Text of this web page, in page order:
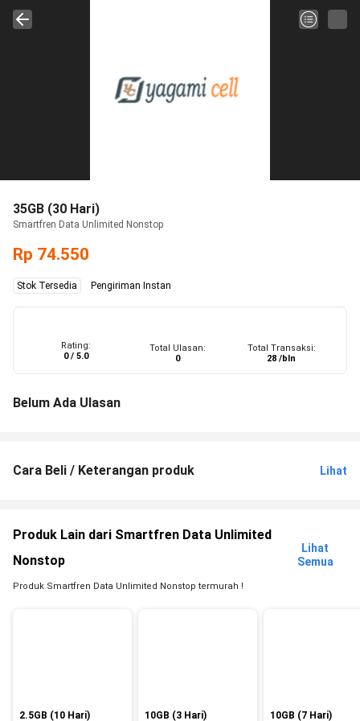
35GB (30 Hari)
Smartfren Data Unlimited Nonstop
Rp 74.550
Stok Tersedia Pengiriman Instan
Rating:
0 / 5.0
Total Ulasan:
0
Total Transaksi:
28 /bln
Belum Ada Ulasan
Cara Beli / Keterangan produk Lihat
Produk Lain dari Smartfren Data Unlimited
Nonstop
Lihat
Semua
Produk Smartfren Data Unlimited Nonstop termurah !
2.5GB (10 Hari) 10GB (3 Hari) 10GB (7 Hari)